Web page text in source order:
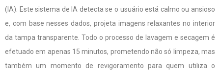
(IA). Este sistema de IA detecta se o usuário está calmo ou ansioso
e, com base nesses dados, projeta imagens relaxantes no interior
da tampa transparente. Todo o processo de lavagem e secagem é
efetuado em apenas 15 minutos, prometendo não só limpeza, mas
também um momento de revigoramento para quem utiliza o